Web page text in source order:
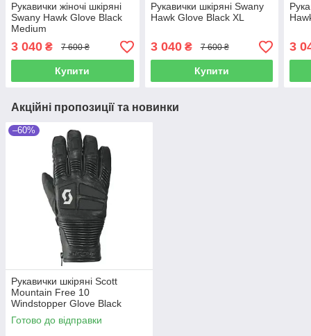
Рукавички жіночі шкіряні
Swany Hawk Glove Black
Medium
3 040 ₴ 7 600 ₴
Купити
Рукавички шкіряні Swany
Hawk Glove Black XL
3 040₴ 7 600 ₴
Купити
3
Акційні пропозиції та новинки
–60%
Рукавички шкіряні Scott
Mountain Free 10
Windstopper Glove Black
Unisex Medium
Готово до відправки